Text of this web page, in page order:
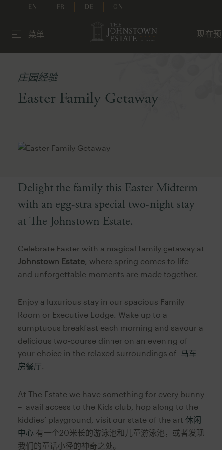
EN FR DE CN
菜单 现在
庄园经验
Easter Family Getaway
Delight the family this Easter Midterm
with an egg-stra special two-night stay
at The Johnstown Estate.
Celebrate Easter with a magical family getaway at
Johnstown Estate, where spring comes to life
and unforgettable moments are made together.
Enjoy a luxurious stay in our spacious Family
Room or Executive Lodge. Wake up to a
sumptuous breakfast each morning and savour a
delicious two-course dinner on an evening of
your choice in the relaxed surroundings of 马车
房餐厅.
At The Estate we have something for every bunny
– avail access to the Kids club, hop along to the
kiddies’ playground, visit our state of the art 休闲
中心 有一个20米长的游泳池和儿童游泳池，或者发现
我们的童话小径的神奇之处。